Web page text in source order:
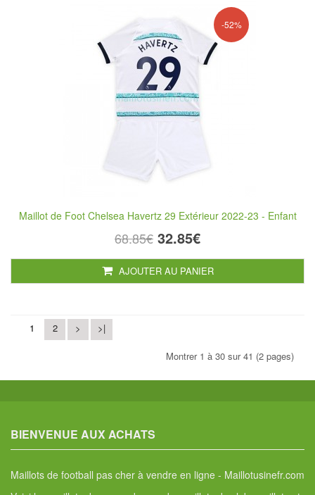
-52%
Maillot de Foot Chelsea Havertz 29 Extérieur 2022-23 - Enfant
68.85€ 32.85€
AJOUTER AU PANIER
1 2 > >|
Montrer 1 à 30 sur 41 (2 pages)
BIENVENUE AUX ACHATS
Maillots de football pas cher à vendre en ligne - Maillotusinefr.com